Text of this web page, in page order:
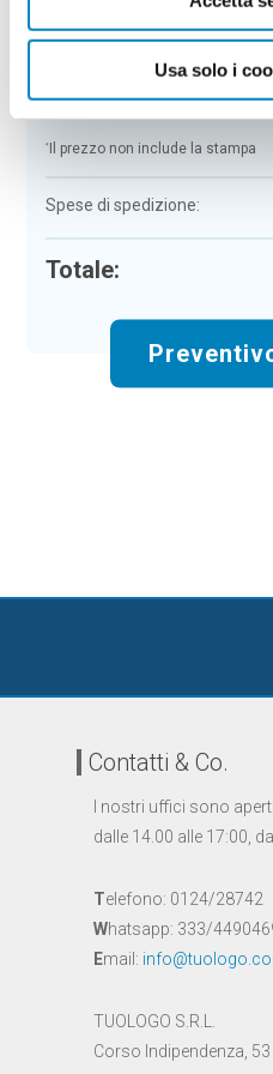
Usa solo i
Colore:neutro
Tempi di consegna:10 gg
* Il prezzo non include la stampa
Spese di spedizione:
Totale:
Contatti & Co.
I nostri uffici sono
dalle 14.00 alle 17:00,
Telefono: 0124/28742
Whatsapp: 333/
Email:
TUOLOGO S.R.L.
Corso Indipendenza, 53